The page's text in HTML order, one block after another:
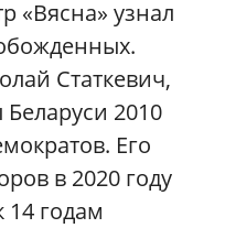
«Вясна» узнал
Статкевич,
2010
Его
в 2020 году
годам